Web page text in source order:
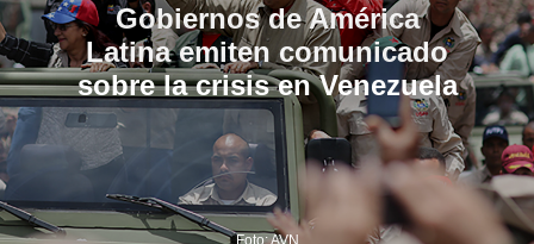
Gobiernos de América
Latina emiten comunicado
sobre la crisis en Venezuela
Foto: AVN